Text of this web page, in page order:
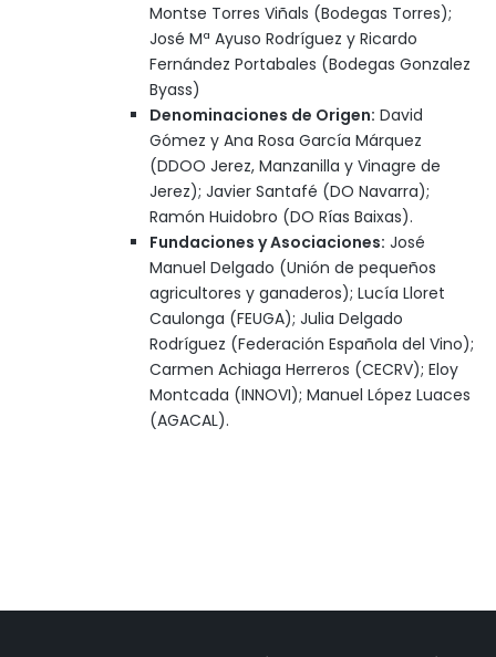
Montse Torres Viñals (Bodegas Torres);
José Mª Ayuso Rodríguez y Ricardo
Fernández Portabales (Bodegas Gonzalez
Byass)
Denominaciones de Origen: David
Gómez y Ana Rosa García Márquez
(DDOO Jerez, Manzanilla y Vinagre de
Jerez); Javier Santafé (DO Navarra);
Ramón Huidobro (DO Rías Baixas).
Fundaciones y Asociaciones: José
Manuel Delgado (Unión de pequeños
agricultores y ganaderos); Lucía Lloret
Caulonga (FEUGA); Julia Delgado
Rodríguez (Federación Española del Vino);
Carmen Achiaga Herreros (CECRV); Eloy
Montcada (INNOVI); Manuel López Luaces
(AGACAL).